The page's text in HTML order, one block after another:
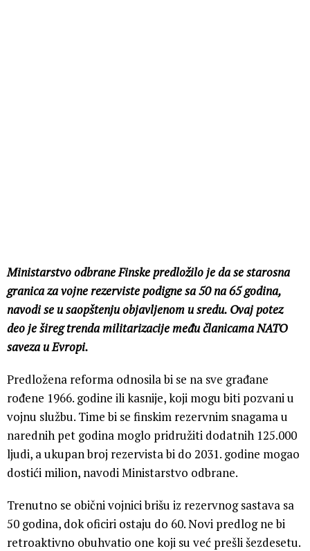
Ministarstvo odbrane Finske predložilo je da se starosna
granica za vojne rezerviste podigne sa 50 na 65 godina,
navodi se u saopštenju objavljenom u sredu. Ovaj potez
deo je šireg trenda militarizacije među članicama NATO
saveza u Evropi.
Predložena reforma odnosila bi se na sve građane
rođene 1966. godine ili kasnije, koji mogu biti pozvani u
vojnu službu. Time bi se finskim rezervnim snagama u
narednih pet godina moglo pridružiti dodatnih 125.000
ljudi, a ukupan broj rezervista bi do 2031. godine mogao
dostići milion, navodi Ministarstvo odbrane.
Trenutno se obični vojnici brišu iz rezervnog sastava sa
50 godina, dok oficiri ostaju do 60. Novi predlog ne bi
retroaktivno obuhvatio one koji su već prešli šezdesetu.